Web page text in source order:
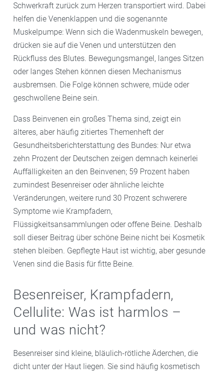
Schwerkraft zurück zum Herzen transportiert wird. Dabei
helfen die Venenklappen und die sogenannte
Muskelpumpe: Wenn sich die Wadenmuskeln bewegen,
drücken sie auf die Venen und unterstützen den
Rückfluss des Blutes. Bewegungsmangel, langes Sitzen
oder langes Stehen können diesen Mechanismus
ausbremsen. Die Folge können schwere, müde oder
geschwollene Beine sein.
Dass Beinvenen ein großes Thema sind, zeigt ein
älteres, aber häufig zitiertes Themenheft der
Gesundheitsberichterstattung des Bundes: Nur etwa
zehn Prozent der Deutschen zeigen demnach keinerlei
Auffälligkeiten an den Beinvenen; 59 Prozent haben
zumindest Besenreiser oder ähnliche leichte
Veränderungen, weitere rund 30 Prozent schwerere
Symptome wie Krampfadern,
Flüssigkeitsansammlungen oder offene Beine. Deshalb
soll dieser Beitrag über schöne Beine nicht bei Kosmetik
stehen bleiben. Gepflegte Haut ist wichtig, aber gesunde
Venen sind die Basis für fitte Beine.
Besenreiser, Krampfadern,
Cellulite: Was ist harmlos –
und was nicht?
Besenreiser sind kleine, bläulich-rötliche Äderchen, die
dicht unter der Haut liegen. Sie sind häufig kosmetisch